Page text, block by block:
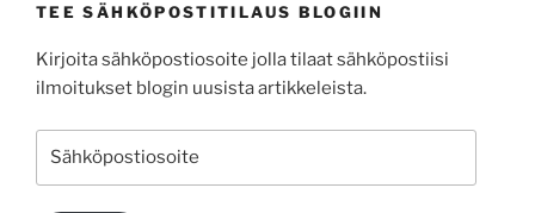
TEE SÄHKÖPOSTITILAUS BLOGIIN
Kirjoita sähköpostiosoite jolla tilaat sähköpostiisi
ilmoitukset blogin uusista artikkeleista.